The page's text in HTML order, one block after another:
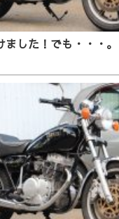
した！でも・・・。